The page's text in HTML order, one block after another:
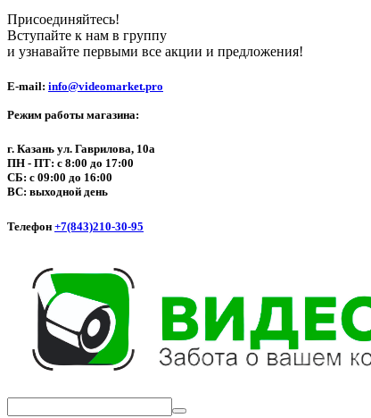
Присоединяйтесь!
Вступайте к нам в группу
и узнавайте первыми все акции и предложения!
E-mail: info@videomarket.pro
Режим работы магазина:
г. Казань ул. Гаврилова, 10а
ПН - ПТ: с 8:00 до 17:00
СБ: с 09:00 до 16:00
ВС: выходной день
Телефон +7(843)210-30-95